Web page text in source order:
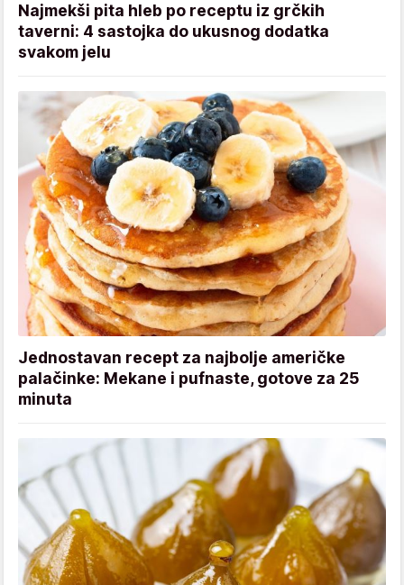
Najmekši pita hleb po receptu iz grčkih
taverni: 4 sastojka do ukusnog dodatka
svakom jelu
Jednostavan recept za najbolje američke
palačinke: Mekane i pufnaste, gotove za 25
minuta